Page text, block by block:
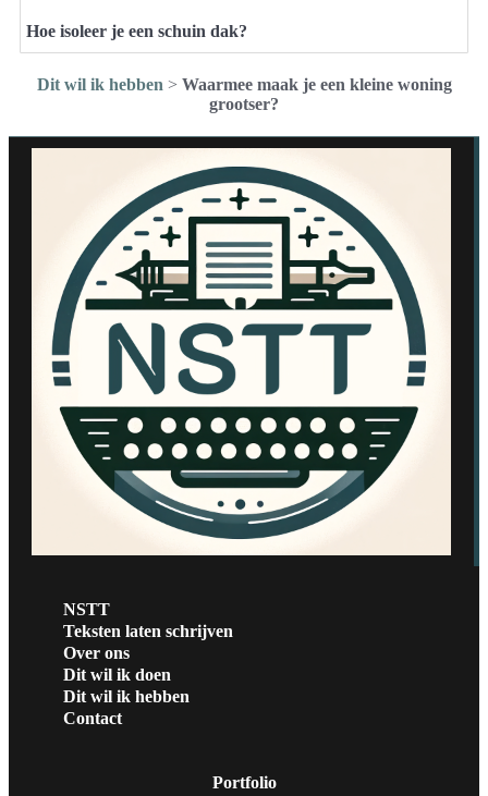
Hoe isoleer je een schuin dak?
Dit wil ik hebben > Waarmee maak je een kleine woning
grootser?
NSTT
Teksten laten schrijven
Over ons
Dit wil ik doen
Dit wil ik hebben
Contact
Portfolio